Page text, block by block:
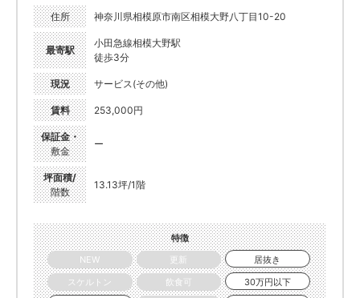
住所 神奈川県相模原市南区相模大野八丁目10-20
最寄駅
小田急線相模大野駅
徒歩3分
現況 サービス(その他)
賃料 253,000円
保証金・
敷金
ー
坪面積/
階数
13.13坪/1階
特徴
NEW
更新
居抜き
スケルトン
飲食可
30万円以下